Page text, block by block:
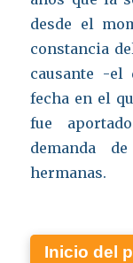
desde el
constancia
causante -el
fecha en el
fue
demanda
hermanas.
Inicio del